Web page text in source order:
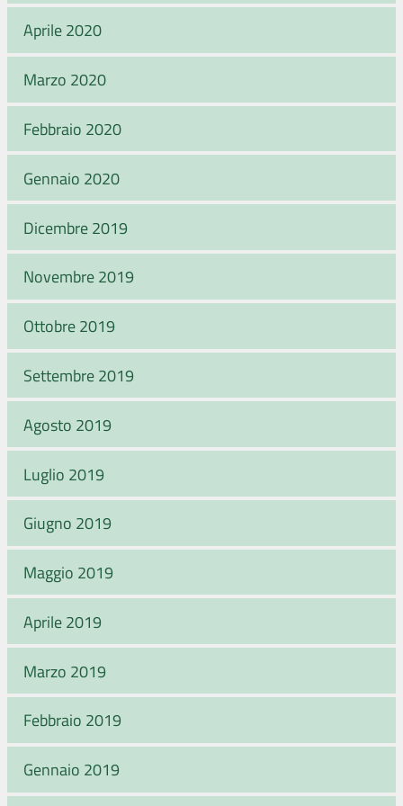
Aprile 2020
Marzo 2020
Febbraio 2020
Gennaio 2020
Dicembre 2019
Novembre 2019
Ottobre 2019
Settembre 2019
Agosto 2019
Luglio 2019
Giugno 2019
Maggio 2019
Aprile 2019
Marzo 2019
Febbraio 2019
Gennaio 2019